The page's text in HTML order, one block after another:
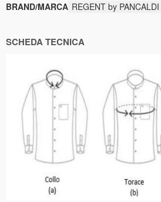
BRAND/MARCA REGENT by PANCALDI
SCHEDA TECNICA